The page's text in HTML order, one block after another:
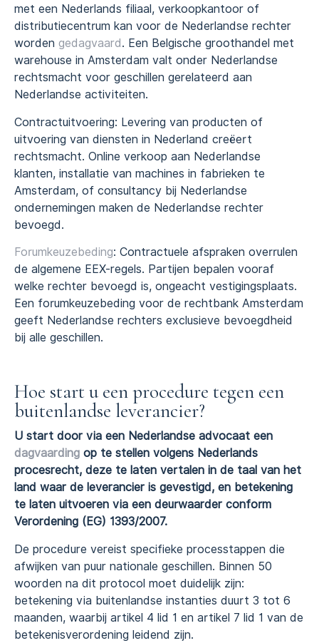
met een Nederlands filiaal, verkoopkantoor of
distributiecentrum kan voor de Nederlandse rechter
worden gedagvaard . Een Belgische groothandel met
warehouse in Amsterdam valt onder Nederlandse
rechtsmacht voor geschillen gerelateerd aan
Nederlandse activiteiten.
Contractuitvoering: Levering van producten of
uitvoering van diensten in Nederland creëert
rechtsmacht. Online verkoop aan Nederlandse
klanten, installatie van machines in fabrieken te
Amsterdam, of consultancy bij Nederlandse
ondernemingen maken de Nederlandse rechter
bevoegd.
Forumkeuzebeding: Contractuele afspraken overrulen
de algemene EEX-regels. Partijen bepalen vooraf
welke rechter bevoegd is, ongeacht vestigingsplaats.
Een forumkeuzebeding voor de rechtbank Amsterdam
geeft Nederlandse rechters exclusieve bevoegdheid
bij alle geschillen.
Hoe start u een procedure tegen een
buitenlandse leverancier?
U start door via een Nederlandse advocaat een
dagvaarding op te stellen volgens Nederlands
procesrecht, deze te laten vertalen in de taal van het
land waar de leverancier is gevestigd, en betekening
te laten uitvoeren via een deurwaarder conform
Verordening (EG) 1393/2007.
De procedure vereist specifieke processtappen die
afwijken van puur nationale geschillen. Binnen 50
woorden na dit protocol moet duidelijk zijn:
betekening via buitenlandse instanties duurt 3 tot 6
maanden, waarbij artikel 4 lid 1 en artikel 7 lid 1 van de
betekenisverordening leidend zijn.